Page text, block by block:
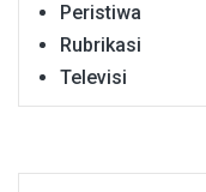
Peristiwa
Rubrikasi
Televisi